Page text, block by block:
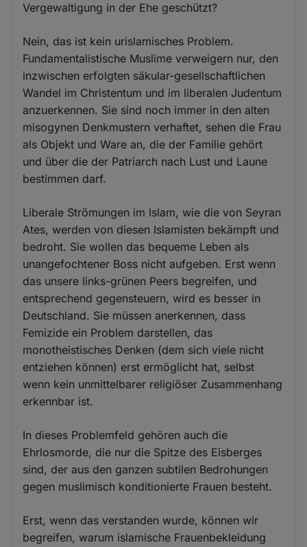
Vergewaltigung in der Ehe geschützt?
Nein, das ist kein urislamisches Problem.
Fundamentalistische Muslime verweigern nur, den
inzwischen erfolgten säkular-gesellschaftlichen
Wandel im Christentum und im liberalen Judentum
anzuerkennen. Sie sind noch immer in den alten
misogynen Denkmustern verhaftet, sehen die Frau
als Objekt und Ware an, die der Familie gehört
und über die der Patriarch nach Lust und Laune
bestimmen darf.
Liberale Strömungen im Islam, wie die von Seyran
Ates, werden von diesen Islamisten bekämpft und
bedroht. Sie wollen das bequeme Leben als
unangefochtener Boss nicht aufgeben. Erst wenn
das unsere links-grünen Peers begreifen, und
entsprechend gegensteuern, wird es besser in
Deutschland. Sie müssen anerkennen, dass
Femizide ein Problem darstellen, das
monotheistisches Denken (dem sich viele nicht
entziehen können) erst ermöglicht hat, selbst
wenn kein unmittelbarer religiöser Zusammenhang
erkennbar ist.
In dieses Problemfeld gehören auch die
Ehrlosmorde, die nur die Spitze des Eisberges
sind, der aus den ganzen subtilen Bedrohungen
gegen muslimisch konditionierte Frauen besteht.
Erst, wenn das verstanden wurde, können wir
begreifen, warum islamische Frauenbekleidung